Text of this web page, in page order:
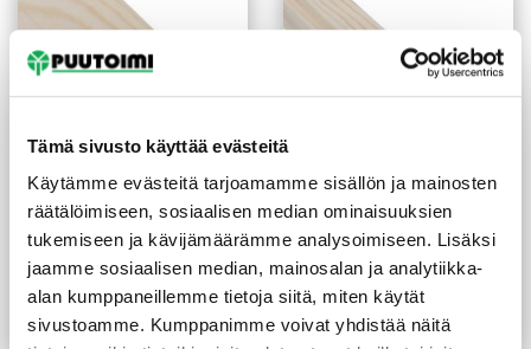
Tämä sivusto käyttää evästeitä
Käytämme evästeitä tarjoamamme sisällön ja mainosten
räätälöimiseen, sosiaalisen median ominaisuuksien
tukemiseen ja kävijämäärämme analysoimiseen. Lisäksi
jaamme sosiaalisen median, mainosalan ja analytiikka-
alan kumppaneillemme tietoja siitä, miten käytät
sivustoamme. Kumppanimme voivat yhdistää näitä
Peitelista 12X42X3300
mm mänty
6,70 €
(2,03 €/m)
Lue lisää
Varjolista 15X18X3300
mm käsittelemätön mänty
4,20 /kpl
(1,27 €/m)
Lue lisää